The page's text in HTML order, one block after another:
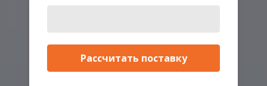
Рассчитать поставку